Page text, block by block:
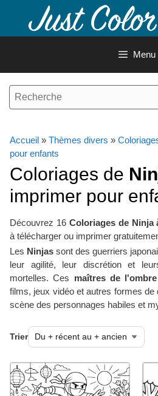
contenu
Menu
Accueil » Thèmes divers »
pour enfants
Coloriages de
imprimer pour
Découvrez 16 Coloriages de Ninja
à télécharger ou imprimer
Les Ninjas sont des guerriers
leur agilité, leur discrétion et
mortelles. Ces maîtres de l'ombre
films, jeux vidéo et autres formes
scène des personnages habiles et
Trier